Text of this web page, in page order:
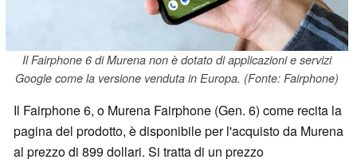
Il Fairphone 6 di Murena non è dotato di applicazioni e servizi
Google come la versione venduta in Europa. (Fonte: Fairphone)
Il Fairphone 6, o Murena Fairphone (Gen. 6) come recita la
pagina del prodotto, è disponibile per l'acquisto da Murena
al prezzo di 899 dollari. Si tratta di un prezzo